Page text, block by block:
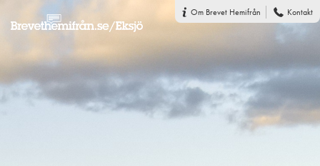
Om Brevet Hemifrån Kontakt